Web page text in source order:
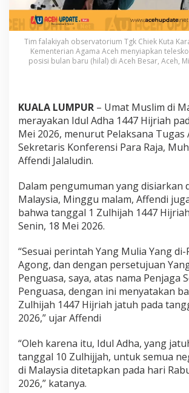
U
a
t
M
u
m
d
M
a
y
s
i
a
R
y
a
k
a
n
I
d
u
A
d
h
a
Tim falakiyah observatorium Tgk Chiek Kuta
Kementerian Agama Aceh menyiapkan
posisi bulan baru (hilal) di Aceh Besar, Aceh,
KUALA LUMPUR – Umat Muslim di
merayakan Idul Adha 1447 Hijriah
Mei 2026, menurut Pelaksana Tugas
Sekretaris Konferensi Para Raja,
Affendi Jalaludin.
Dalam pengumuman yang disiarkan
Malaysia, Minggu malam, Affendi
bahwa tanggal 1 Zulhijah 1447
Senin, 18 Mei 2026.
“Sesuai perintah Yang Mulia Yang
Agong, dan dengan persetujuan
Penguasa, saya, atas nama Penjaga
Penguasa, dengan ini menyatakan
Zulhijah 1447 Hijriah jatuh pada
2026,” ujar Affendi
“Oleh karena itu, Idul Adha, yang
tanggal 10 Zulhijjah, untuk semua
di Malaysia ditetapkan pada hari
2026,” katanya.